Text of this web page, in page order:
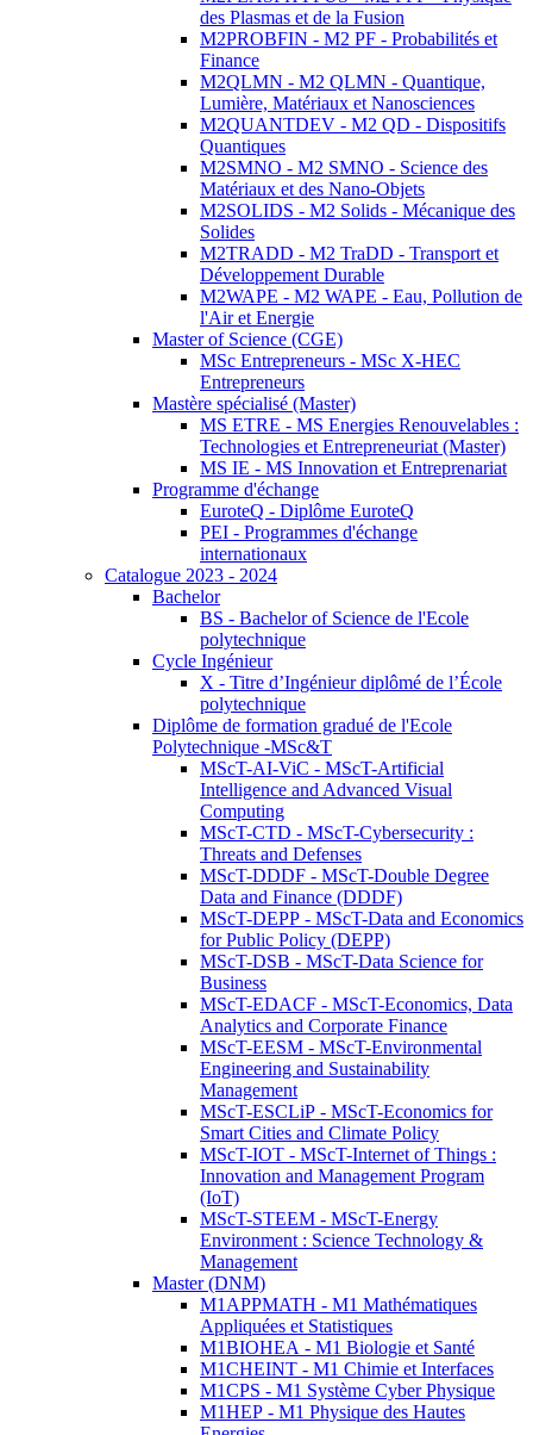
des Plasmas et de la Fusion
M2PROBFIN - M2 PF - Probabilités et
Finance
M2QLMN - M2 QLMN - Quantique,
Lumière, Matériaux et Nanosciences
M2QUANTDEV - M2 QD - Dispositifs
Quantiques
M2SMNO - M2 SMNO - Science des
Matériaux et des Nano-Objets
M2SOLIDS - M2 Solids - Mécanique des
Solides
M2TRADD - M2 TraDD - Transport et
Développement Durable
M2WAPE - M2 WAPE - Eau, Pollution de
l'Air et Energie
Master of Science (CGE)
MSc Entrepreneurs - MSc X-HEC
Entrepreneurs
Mastère spécialisé (Master)
MS ETRE - MS Energies Renouvelables :
Technologies et Entrepreneuriat (Master)
MS IE - MS Innovation et Entreprenariat
Programme d'échange
EuroteQ - Diplôme EuroteQ
PEI - Programmes d'échange
internationaux
Catalogue 2023 - 2024
Bachelor
BS - Bachelor of Science de l'Ecole
polytechnique
Cycle Ingénieur
X - Titre d’Ingénieur diplômé de l’École
polytechnique
Diplôme de formation gradué de l'Ecole
Polytechnique -MSc&T
MScT-AI-ViC - MScT-Artificial
Intelligence and Advanced Visual
Computing
MScT-CTD - MScT-Cybersecurity :
Threats and Defenses
MScT-DDDF - MScT-Double Degree
Data and Finance (DDDF)
MScT-DEPP - MScT-Data and Economics
for Public Policy (DEPP)
MScT-DSB - MScT-Data Science for
Business
MScT-EDACF - MScT-Economics, Data
Analytics and Corporate Finance
MScT-EESM - MScT-Environmental
Engineering and Sustainability
Management
MScT-ESCLiP - MScT-Economics for
Smart Cities and Climate Policy
MScT-IOT - MScT-Internet of Things :
Innovation and Management Program
(IoT)
MScT-STEEM - MScT-Energy
Environment : Science Technology &
Management
Master (DNM)
M1APPMATH - M1 Mathématiques
Appliquées et Statistiques
M1BIOHEA - M1 Biologie et Santé
M1CHEINT - M1 Chimie et Interfaces
M1CPS - M1 Système Cyber Physique
M1HEP - M1 Physique des Hautes